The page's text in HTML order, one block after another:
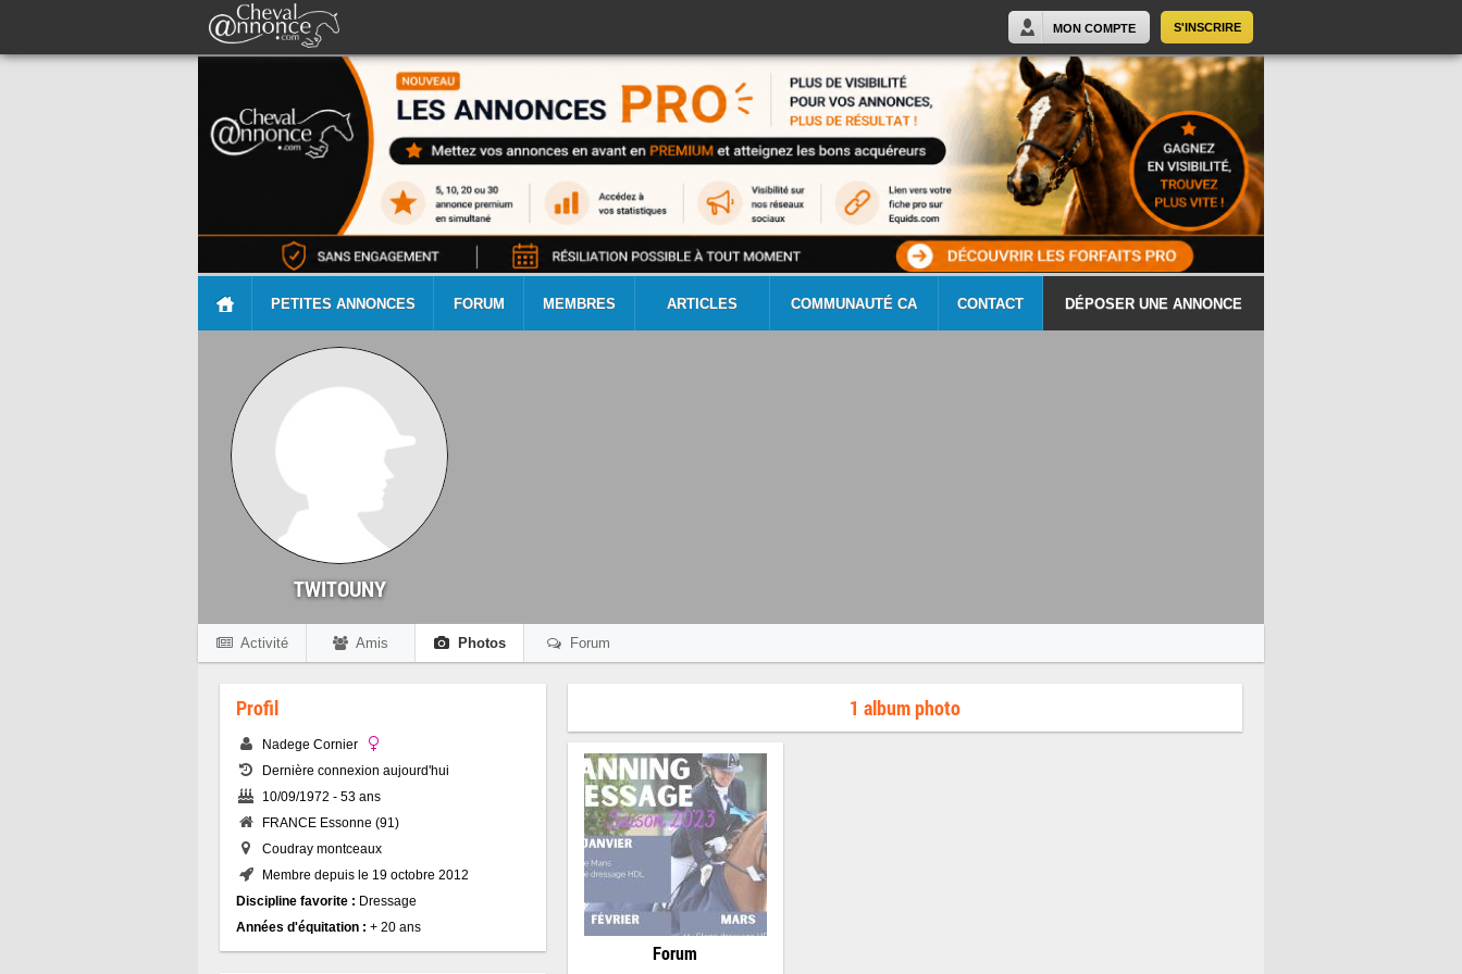
S'INSCRIRE
MON COMPTE
PETITES ANNONCES FORUM MEMBRES ARTICLES COMMUNAUTÉ CA CONTACT DÉPOSER UNE ANNONCE
TWITOUNY
Activité Amis Photos Forum
Profil
Nadege Cornier
Dernière connexion aujourd'hui
10/09/1972 - 53 ans
FRANCE Essonne (91)
Coudray montceaux
Membre depuis le 19 octobre 2012
Discipline favorite : Dressage
Années d'équitation : + 20 ans
1 album photo
Forum